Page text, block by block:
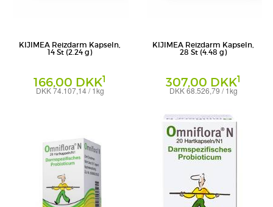
KIJIMEA Reizdarm Kapseln,
14 St (2.24 g)
166,00 DKK1
DKK 74.107,14 / 1kg
KIJIMEA Reizdarm Kapseln,
28 St (4.48 g)
307,00 DKK1
DKK 68.526,79 / 1kg